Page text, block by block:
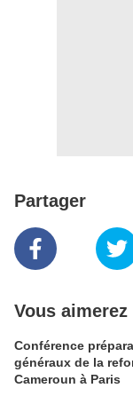
Partager
Vous aimerez
Conférence
généraux de la
Cameroun à Paris